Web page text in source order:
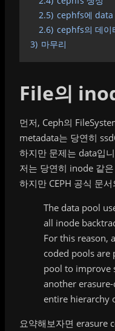
2.5) cephfs에 data
2.6) cephfs의 데이
3) 마무리
File의
먼저, Ceph의
metadata는 당연히
하지만 문제는 data입
저는 당연히 inode 같
하지만 CEPH 공식 문서
The data pool
all inode
For this reason,
coded pools are
pool to improve
another
entire hierarchy
요약해보자면 erasure